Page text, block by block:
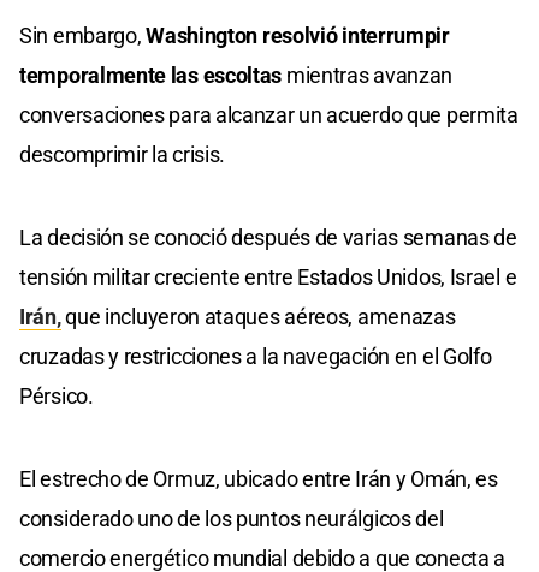
Sin embargo,Washington resolvió interrumpir
temporalmente las escoltas mientras avanzan
conversaciones para alcanzar un acuerdo que permita
descomprimir la crisis.
La decisión se conoció después de varias semanas de
tensión militar creciente entre Estados Unidos, Israel e
Irán,que incluyeron ataques aéreos, amenazas
cruzadas y restricciones a la navegación en el Golfo
Pérsico.
El estrecho de Ormuz, ubicado entre Irán y Omán, es
considerado uno de los puntos neurálgicos del
comercio energético mundial debido a que conecta a